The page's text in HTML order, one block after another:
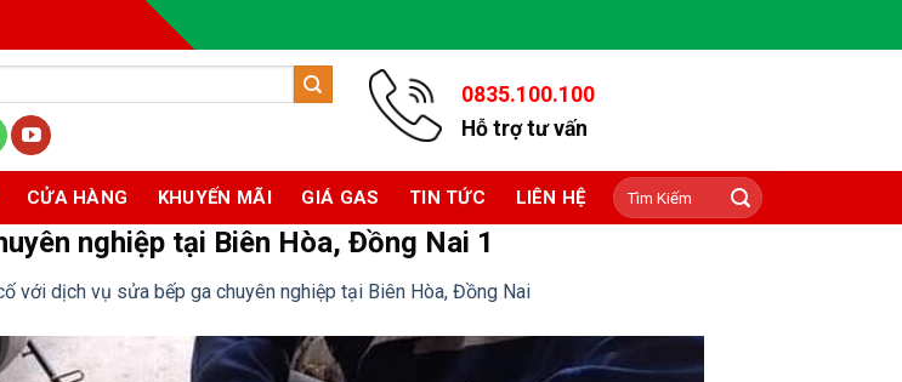
0835.100.100
Hỗ trợ tư vấn
CỬA HÀNG KHUYẾN MÃI GIÁ GAS TIN TỨC LIÊN HỆ
Tìm
kiếm:
nghiệp tại Biên Hòa, Đồng Nai 1
với dịch vụ sửa bếp ga chuyên nghiệp tại Biên Hòa, Đồng Nai